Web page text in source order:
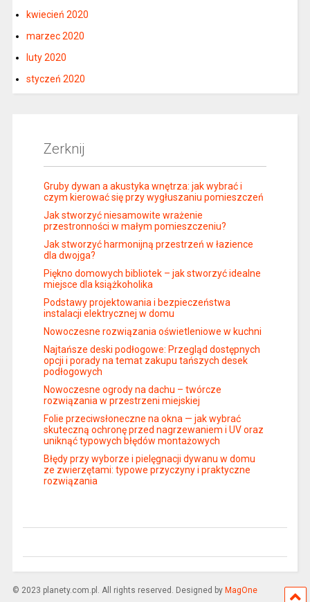
kwiecień 2020
marzec 2020
luty 2020
styczeń 2020
Zerknij
Gruby dywan a akustyka wnętrza: jak wybrać i
czym kierować się przy wygłuszaniu pomieszczeń
Jak stworzyć niesamowite wrażenie
przestronności w małym pomieszczeniu?
Jak stworzyć harmonijną przestrzeń w łazience
dla dwojga?
Piękno domowych bibliotek – jak stworzyć idealne
miejsce dla książkoholika
Podstawy projektowania i bezpieczeństwa
instalacji elektrycznej w domu
Nowoczesne rozwiązania oświetleniowe w kuchni
Najtańsze deski podłogowe: Przegląd dostępnych
opcji i porady na temat zakupu tańszych desek
podłogowych
Nowoczesne ogrody na dachu – twórcze
rozwiązania w przestrzeni miejskiej
Folie przeciwsłoneczne na okna — jak wybrać
skuteczną ochronę przed nagrzewaniem i UV oraz
uniknąć typowych błędów montażowych
Błędy przy wyborze i pielęgnacji dywanu w domu
ze zwierzętami: typowe przyczyny i praktyczne
rozwiązania
© 2023 planety.com.pl. All rights reserved. Designed by MagOne